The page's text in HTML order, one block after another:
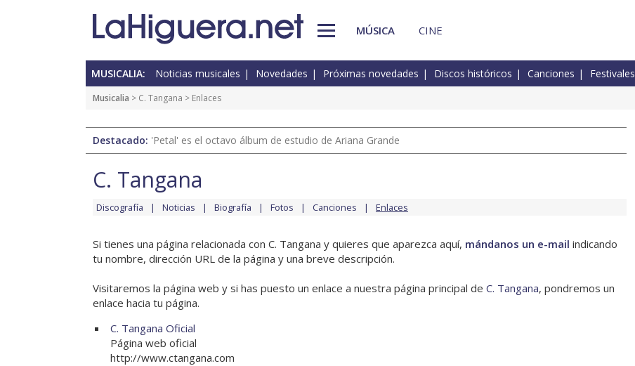
MÚSICA CINE
MUSICALIA: Noticias musicales Novedades Próximas novedades Discos históricos Canciones Festivales
Musicalia > C. Tangana > Enlaces
Destacado: 'Petal' es el octavo álbum de estudio de Ariana Grande
C. Tangana
Discografía Noticias Biografía Fotos Canciones Enlaces
Si tienes una página relacionada con C. Tangana y quieres que aparezca aquí, mándanos un e-mail indicando
tu nombre, dirección URL de la página y una breve descripción.
Visitaremos la página web y si has puesto un enlace a nuestra página principal de C. Tangana, pondremos un
enlace hacia tu página.
C. Tangana Oficial
Página web oficial
http://www.ctangana.com